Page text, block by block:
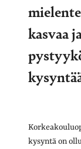
kasvaa
kysyntä on